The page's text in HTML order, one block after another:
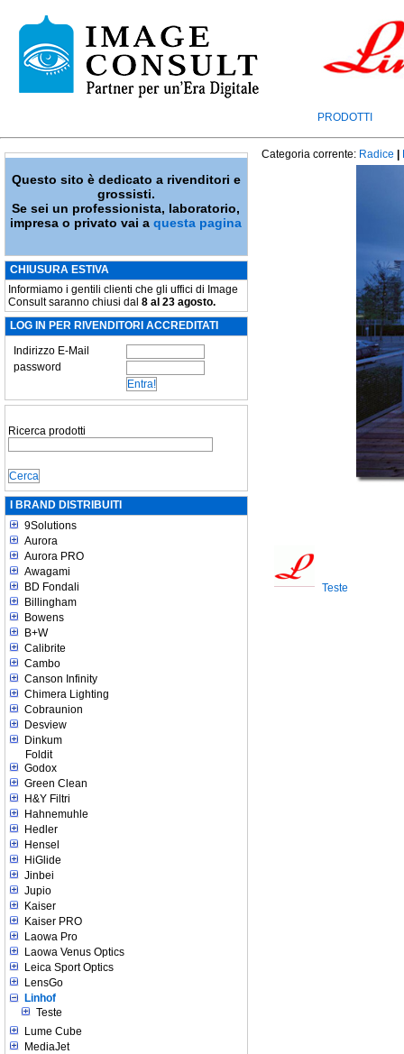
PRODOTTI
Questo sito è dedicato a rivenditori e
grossisti.
Se sei un professionista, laboratorio,
impresa o privato vai aquesta pagina
CHIUSURA ESTIVA
Informiamo i gentili clienti che gli uffici di Image
Consult saranno chiusi dal 8 al 23 agosto.
LOG IN PER RIVENDITORI ACCREDITATI
Indirizzo E-Mail
password
Ricerca prodotti
I BRAND DISTRIBUITI
9Solutions
Aurora
Aurora PRO
Awagami
BD Fondali
Billingham
Bowens
B+W
Calibrite
Cambo
Canson Infinity
Chimera Lighting
Cobraunion
Desview
Dinkum
Foldit
Godox
Green Clean
H&Y Filtri
Hahnemuhle
Hedler
Hensel
HiGlide
Jinbei
Jupio
Kaiser
Kaiser PRO
Laowa Pro
Laowa Venus Optics
Leica Sport Optics
LensGo
Linhof
Teste
Lume Cube
MediaJet
Categoria corrente: Radice
Teste